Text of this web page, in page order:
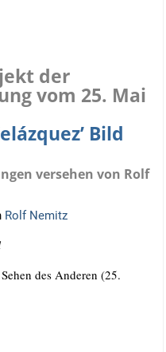
der
vom 25. Mai
Bild
versehen von Rolf
Rolf Nemitz
des Ande­ren (25.